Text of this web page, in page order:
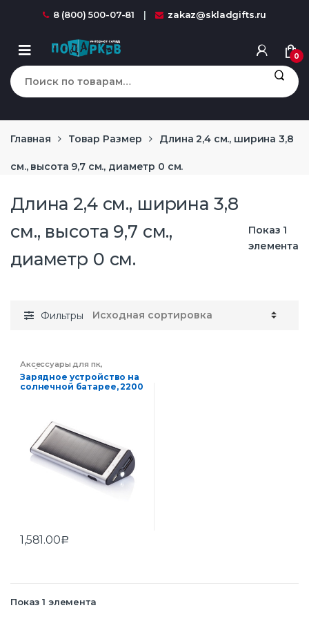
8 (800) 500-07-81 zakaz@skladgifts.ru
0
Искать:
Главная Товар Размер Длина 2,4 см., ширина 3,8
см., высота 9,7 см., диаметр 0 см.
Длина 2,4 см., ширина 3,8
см., высота 9,7 см.,
диаметр 0 см.
Показ 1
элемента
Фильтры
Аксессуары для пк,
Мобильные аксессуары
Электроника
Зарядное устройство на
солнечной батарее, 2200
1,581.00Р
Показ 1 элемента